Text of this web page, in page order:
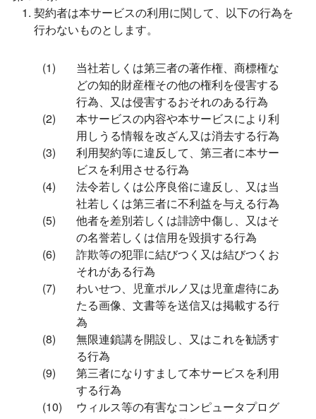
契約者は本サービスの利用に関して、以下の行為を
行わないものとします。
当社若しくは第三者の著作権、商標権な
どの知的財産権その他の権利を侵害する
行為、又は侵害するおそれのある行為
本サービスの内容や本サービスにより利
用しうる情報を改ざん又は消去する行為
利用契約等に違反して、第三者に本サー
ビスを利用させる行為
法令若しくは公序良俗に違反し、又は当
社若しくは第三者に不利益を与える行為
他者を差別若しくは誹謗中傷し、又はそ
の名誉若しくは信用を毀損する行為
詐欺等の犯罪に結びつく又は結びつくお
それがある行為
わいせつ、児童ポルノ又は児童虐待にあ
たる画像、文書等を送信又は掲載する行
為
無限連鎖講を開設し、又はこれを勧誘す
る行為
第三者になりすまして本サービスを利用
する行為
ウィルス等の有害なコンピュータプログ